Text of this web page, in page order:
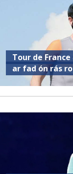
Tour de
ar fad ón rás